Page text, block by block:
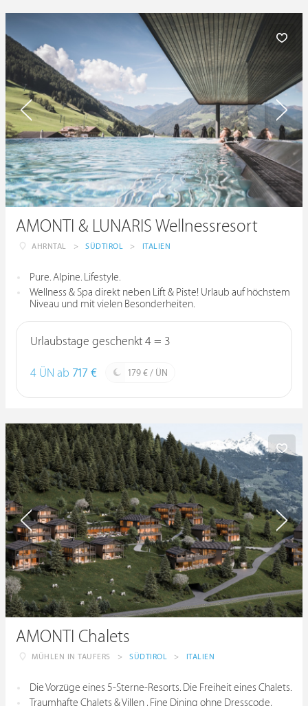
AMONTI & LUNARIS Wellnessresort
AHRNTAL > SÜDTIROL > ITALIEN
Pure. Alpine. Lifestyle.
Wellness & Spa direkt neben Lift & Piste! Urlaub auf höchstem
Niveau und mit vielen Besonderheiten.
Urlaubstage geschenkt 4 = 3
4 ÜN ab 717 € 179 € / ÜN
AMONTI Chalets
MÜHLEN IN TAUFERS > SÜDTIROL > ITALIEN
Die Vorzüge eines 5-Sterne-Resorts. Die Freiheit eines Chalets.
Traumhafte Chalets & Villen , Fine Dining ohne Dresscode,